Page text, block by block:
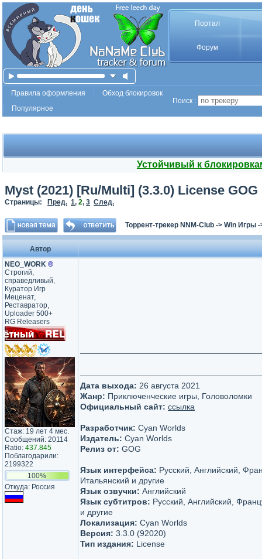
Портал
Форум
Правила оформления
Обход блокировок
Популярное
Поиск :
Устойчивый к
Myst (2021) [Ru/Multi] (3.3.0) License GOG
Страницы: Пред. 1, 2, 3 След.
Торрент-трекер NNM-Club -> Win Игры
Автор
NEO_WORK ®
Строгий,
справедливый,
Куратор Игр
Меценат,
Реставратор,
Uploader 500+
RG Releasers
Стаж: 19 лет 4 мес.
Сообщений: 20114
Ratio: 437.845
Поблагодарили:
2199322
100%
Откуда: Россия
Дата выхода: 26 августа 2021
Жанр: Приключенческие игры, Головоломки
Официальный сайт: ссылка
Разработчик: Cyan Worlds
Издатель: Cyan Worlds
Релиз от: GOG
Язык интерфейса: Русский, Английский,
Итальянский и другие
Язык озвучки: Английский
Язык субтитров: Русский, Английский,
и другие
Локализация: Cyan Worlds
Версия: 3.3.0 (92020)
Тип издания: License